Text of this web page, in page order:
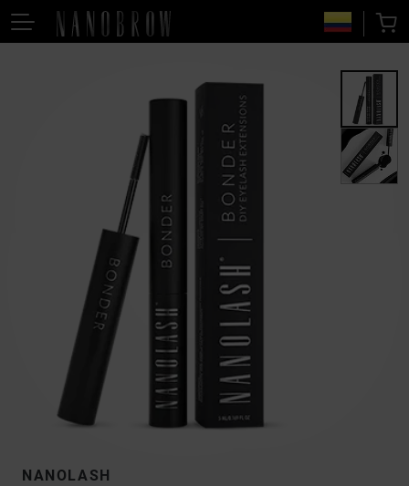
NANOLASH